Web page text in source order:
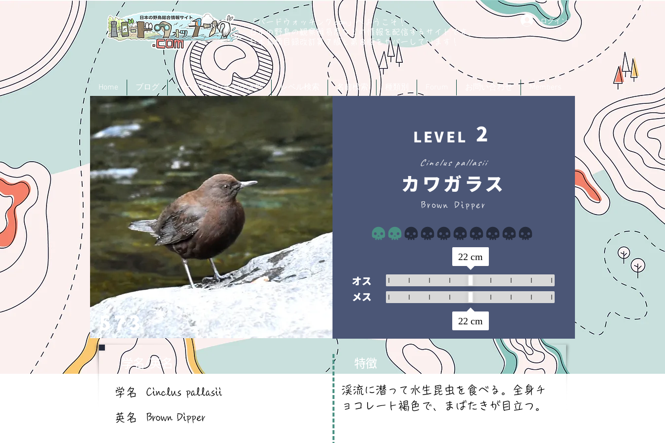
「バードウォッチング.com」へようこそ！
日本の野鳥の観察難易度などの情報を配信するサイトです。
​日本鳥類目録改訂第７版と第８版をカバーしています！
ログイン
Home ブログ バードウォッチング入門 レベル検索 名前検索 お問い合わせ
573
2
LEVEL
Cinclus pallasii
カワガラス
Brown Dipper
平均評価 2 /5 まだ評価はありません
オス
メス
22 cm
22 cm
学名/英名
学名 Cinclus pallasii
英名 Brown Dipper
特徴
渓流に潜って水生昆虫を食べる。全身チ
ョコレート褐色で、まばたきが目立つ。